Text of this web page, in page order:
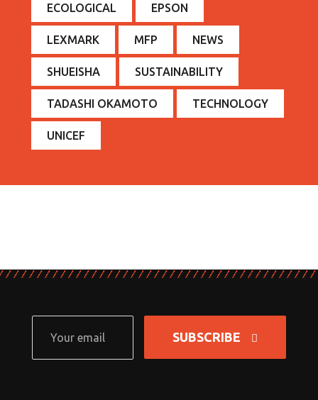
ECOLOGICAL EPSON
LEXMARK MFP NEWS
SHUEISHA SUSTAINABILITY
TADASHI OKAMOTO TECHNOLOGY
UNICEF
SUBSCRIBE